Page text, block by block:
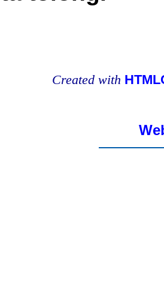
Created with